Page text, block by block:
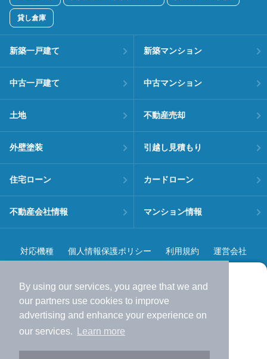
By using our services, you agree that we and
our partners use cookies to improve
advertising and enhance your experience on
our services.
Learn more
より使いやすくなった
アプリで物件探ししませんか？
サクサク動く地図で物件検索
貸し倉庫
新築一戸建て 新築マンション
中古一戸建て 中古マンション
土地 不動産売却
外壁塗装 引越し見積もり
住宅ローン カードローン
不動産会社情報 マンション情報
対応機種 個人情報保護ポリシー 利用規約 運営会社
©NIFTY Lifestyle Co., Ltd.